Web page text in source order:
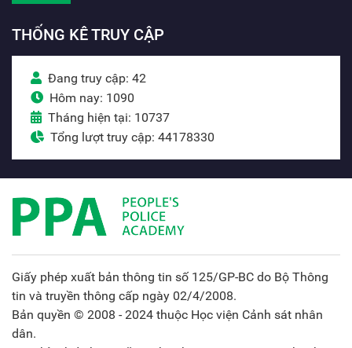
THỐNG KÊ TRUY CẬP
Đang truy cập: 42
Hôm nay: 1090
Tháng hiện tại: 10737
Tổng lượt truy cập: 44178330
Giấy phép xuất bản thông tin số 125/GP-BC do Bộ Thông
tin và truyền thông cấp ngày 02/4/2008.
Bản quyền © 2008 - 2024 thuộc Học viện Cảnh sát nhân
dân.